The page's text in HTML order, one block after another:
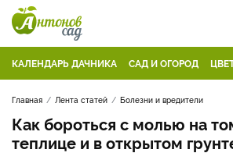
КАЛЕНДАРЬ ДАЧНИКА САД И ОГОРОД
Главная Лента статей Болезни и вредители
Как бороться с молью на
теплице и в открытом